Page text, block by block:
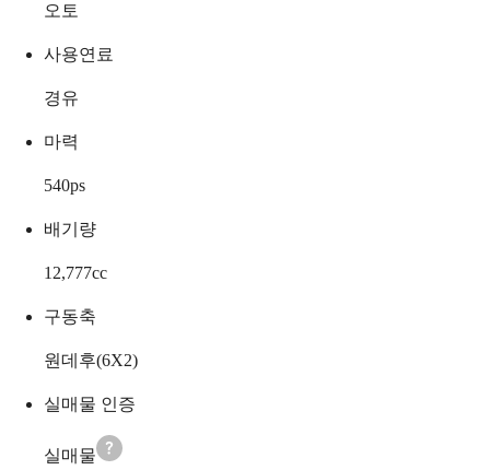
오토
사용연료
경유
마력
540ps
배기량
12,777cc
구동축
원데후(6X2)
실매물 인증
실매물